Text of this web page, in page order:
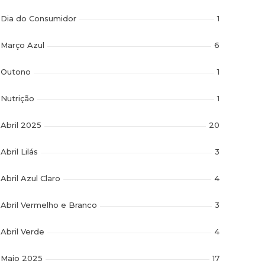
Dia do Consumidor 1
Março Azul 6
Outono 1
Nutrição 1
Abril 2025 20
Abril Lilás 3
Abril Azul Claro 4
Abril Vermelho e Branco 3
Abril Verde 4
Maio 2025 17